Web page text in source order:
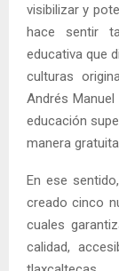
visibilizar y
hace sentir
educativa que
culturas
Andrés
educación
manera
En ese
creado cinco
cuales
calidad,